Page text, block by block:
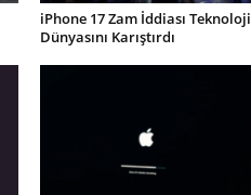
iPhone 17 Zam İddiası Teknoloji
Dünyasını Karıştırdı